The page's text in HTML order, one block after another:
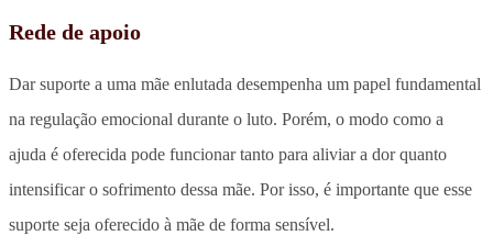
Rede de apoio
Dar suporte a uma mãe enlutada desempenha um papel fundamental
na regulação emocional durante o luto. Porém, o modo como a
ajuda é oferecida pode funcionar tanto para aliviar a dor quanto
intensificar o sofrimento dessa mãe. Por isso, é importante que esse
suporte seja oferecido à mãe de forma sensível.